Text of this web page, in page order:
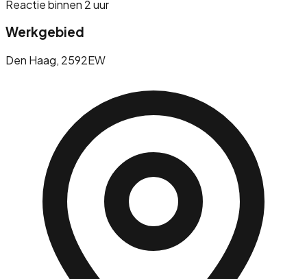
Reactie binnen 2 uur
Werkgebied
Den Haag, 2592EW